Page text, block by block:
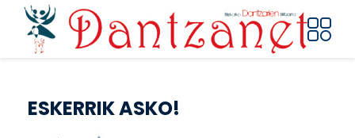
Pasar al contenido principal
ESKERRIK ASKO!